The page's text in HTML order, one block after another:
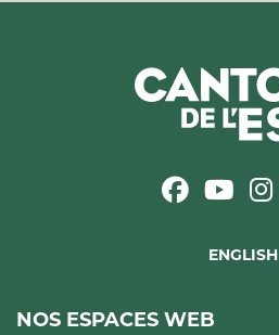
ENGLISH
NOS ESPACES WEB